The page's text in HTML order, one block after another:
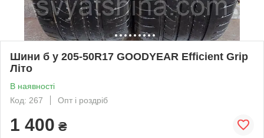
Шини б у 205-50R17 GOODYEAR Efficient Grip
Літо
В наявності
Код: 267
Опт і роздріб
1 400 ₴